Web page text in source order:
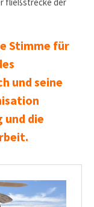
Stimme für
und seine
die